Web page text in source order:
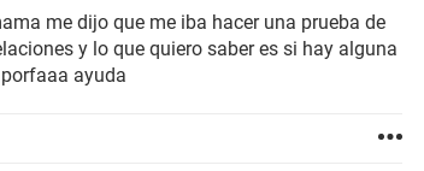
me dijo que me iba hacer una prueba de
y lo que quiero saber es si hay alguna
ayuda